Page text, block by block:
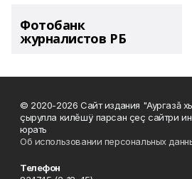
Фотобанк
журналистов РБ
© 2020-2026 Сайт издания "Аургазă
çырулла килĕшÿ парсан çеç сайтри
юрать
Об использовании персональных
Телефон